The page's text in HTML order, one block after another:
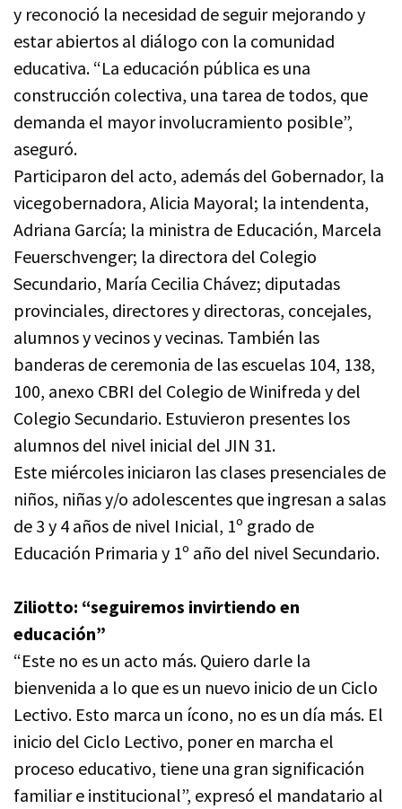
y reconoció la necesidad de seguir mejorando y
estar abiertos al diálogo con la comunidad
educativa. “La educación pública es una
construcción colectiva, una tarea de todos, que
demanda el mayor involucramiento posible”,
aseguró.
Participaron del acto, además del Gobernador, la
vicegobernadora, Alicia Mayoral; la intendenta,
Adriana García; la ministra de Educación, Marcela
Feuerschvenger; la directora del Colegio
Secundario, María Cecilia Chávez; diputadas
provinciales, directores y directoras, concejales,
alumnos y vecinos y vecinas. También las
banderas de ceremonia de las escuelas 104, 138,
100, anexo CBRI del Colegio de Winifreda y del
Colegio Secundario. Estuvieron presentes los
alumnos del nivel inicial del JIN 31.
Este miércoles iniciaron las clases presenciales de
niños, niñas y/o adolescentes que ingresan a salas
de 3 y 4 años de nivel Inicial, 1º grado de
Educación Primaria y 1º año del nivel Secundario.
Ziliotto: “seguiremos invirtiendo en
educación”
“Este no es un acto más. Quiero darle la
bienvenida a lo que es un nuevo inicio de un Ciclo
Lectivo. Esto marca un ícono, no es un día más. El
inicio del Ciclo Lectivo, poner en marcha el
proceso educativo, tiene una gran significación
familiar e institucional”, expresó el mandatario al